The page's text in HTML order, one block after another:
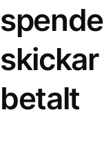
betalt